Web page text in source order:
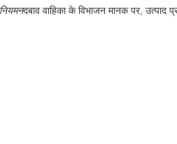
दबाव वाहिका के विभाजन मानक पर, उत्पाद